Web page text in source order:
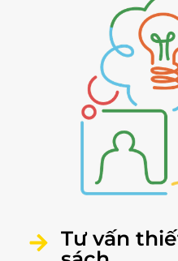
Tư vấn